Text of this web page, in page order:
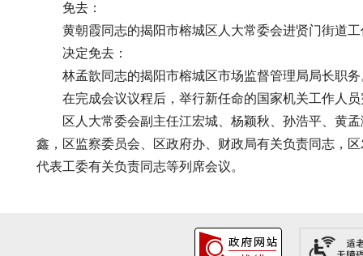
免去：
黄朝霞同志的揭阳市榕城区人大常委会进贤门街道工
决定免去：
林孟歆同志的揭阳市榕城区市场监督管理局局长职务
在完成会议议程后，举行新任命的国家机关工作人员
区人大常委会副主任江宏城、杨颖秋、孙浩平、黄孟
鑫，区监察委员会、区政府办、财政局有关负责同志，
代表工委有关负责同志等列席会议。